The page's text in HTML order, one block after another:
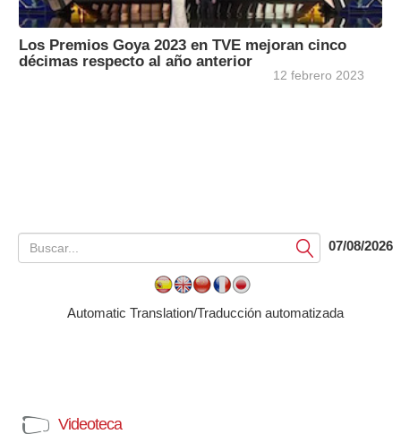
Los Premios Goya 2023 en TVE mejoran cinco
décimas respecto al año anterior
12 febrero 2023
Submit07/08/2026
Automatic Translation/Traducción automatizada
Videoteca